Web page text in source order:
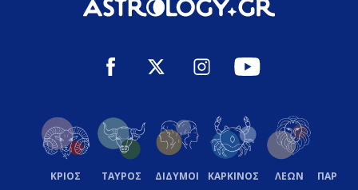
ΚΡΙΟΣ ΤΑΥΡΟΣ ΔΙΔΥΜΟΙ ΚΑΡΚΙΝΟΣ ΛΕΩΝ